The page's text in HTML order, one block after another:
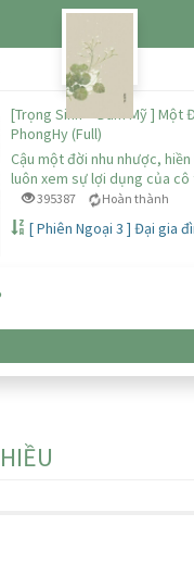
[Trọng Sinh – Đam Mỹ ] Một
PhongHy (Full)
Cậu một đời nhu nhược,
luôn xem sự lợi dụng của
395387 Hoàn thành
[ Phiên Ngoại 3 ] Đại gia